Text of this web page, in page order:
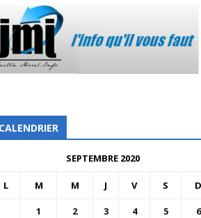
SEPTEMBRE 2020
L M M J V S D
1 2 3 4 5
6